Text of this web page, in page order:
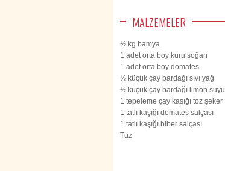
MALZEMELER
½ kg bamya
1 adet orta boy kuru soğan
1 adet orta boy domates
½ küçük çay bardağı sıvı yağ
½ küçük çay bardağı limon suyu
1 tepeleme çay kaşığı toz şeker
1 tatlı kaşığı domates salçası
1 tatlı kaşığı biber salçası
Tuz